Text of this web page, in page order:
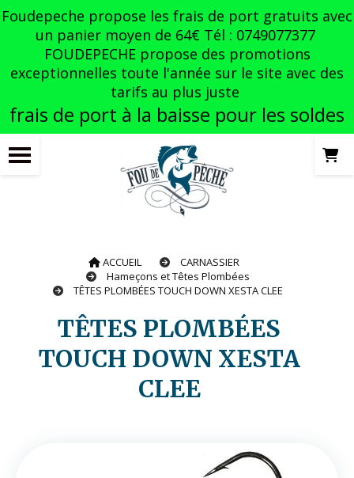
Foudepeche propose les frais de port gratuits avec
un panier moyen de 64€ Tél : 0749077377
FOUDEPECHE propose des promotions
exceptionnelles toute l'année sur le site avec des
tarifs au plus juste
frais de port à la baisse pour les soldes
ACCUEIL
CARNASSIER
Hameçons et Têtes Plombées
TÊTES PLOMBÉES TOUCH DOWN XESTA CLEE
TÊTES PLOMBÉES
TOUCH DOWN XESTA
CLEE